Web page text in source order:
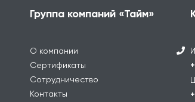
Группа компаний «Тайм»
О компании
Сертификаты
Сотрудничество
Контакты